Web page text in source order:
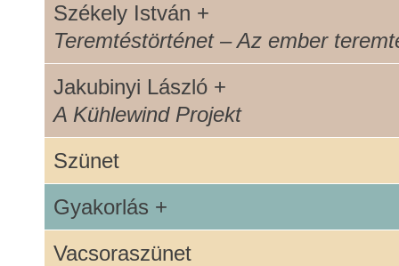
Székely István +
Teremtéstörténet – Az ember
Jakubinyi László +
A Kühlewind Projekt
Szünet
Gyakorlás +
Vacsoraszünet